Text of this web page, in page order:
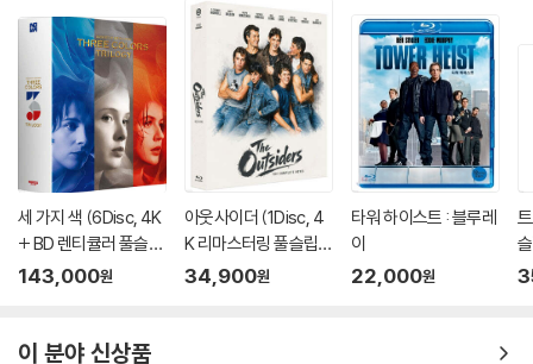
세 가지 색 (6Disc, 4K
+ BD 렌티큘러 풀슬립
트릴로지 박스 한정판)
143,000원
아웃사이더 (1Disc, 4
K 리마스터링 풀슬립) :
블루레이
34,900원
타워 하이스트 : 블루레
이
22,000원
이
이 분야 신상품